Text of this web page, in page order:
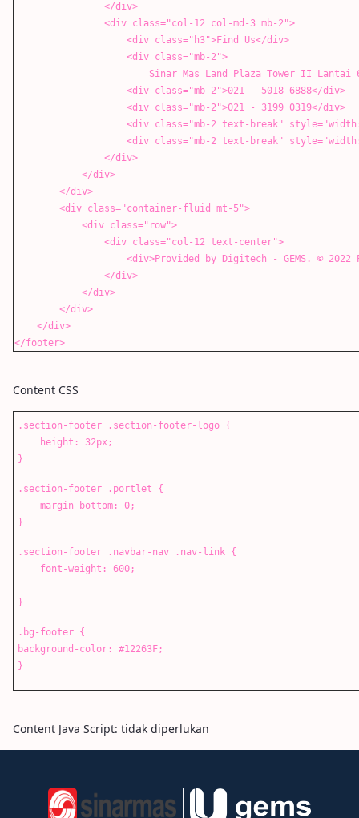
</div>
<div class="col-12 col-md-3 mb-2">
<div class="h3">Find Us</div>
<div class="mb-2">
Sinar Mas Land Plaza Tower II Lantai 6, Jl.
<div class="mb-2">021 - 5018 6888</div>
<div class="mb-2">021 - 3199 0319</div>
<div class="mb-2 text-break" style="width:
<div class="mb-2 text-break" style="width:
</div>
</div>
</div>
<div class="container-fluid mt-5">
<div class="row">
<div class="col-12 text-center">
<div>Provided by Digitech - GEMS. ©️ 2022 PT.
</div>
</div>
</div>
</div>
</footer>
Content CSS
.section-footer .section-footer-logo {
height: 32px;
}
.section-footer .portlet {
margin-bottom: 0;
}
.section-footer .navbar-nav .nav-link {
font-weight: 600;
}
.bg-footer {
background-color: #12263F;
}
Content Java Script: tidak diperlukan